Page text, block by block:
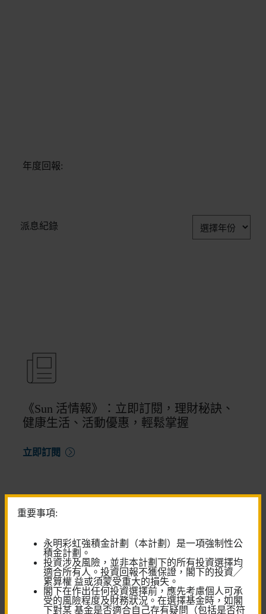
年度回報:
派息紀錄
重要事項:
永明彩虹強積金計劃（本計劃）是一項強制性公
積金計劃。
投資涉及風險，並非本計劃下的所有投資選擇均
適合所有人。投資回報不獲保證，閣下的投資╱
累算權 益或須蒙受重大的損失。
閣下在作出任何投資選擇前，應先考慮個人可承
受的風險程度及財務狀況。在選擇基金時，如閣
下對某 基金是否適合自己存有疑問（包括是否符
《Sun 活情報》：立即訂閱，理財秘訣、
健康生活、活動優惠，輕鬆掌握
立即訂閱
尋求更多 退休金服務?
與我們的強積金顧問對話
預約客戶服務中心服務